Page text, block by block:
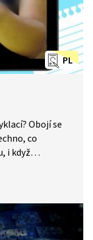
PL
Obojí se
co
i když